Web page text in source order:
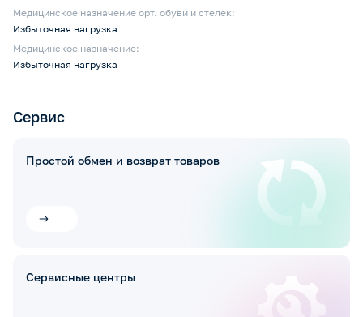
Медицинское назначение орт. обуви и стелек:
Избыточная нагрузка
Медицинское назначение:
Избыточная нагрузка
Сервис
Простой обмен и возврат товаров
Сервисные центры